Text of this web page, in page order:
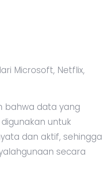
Microsoft, Netflix,
bahwa data yang
untuk
dan aktif, sehingga
secara